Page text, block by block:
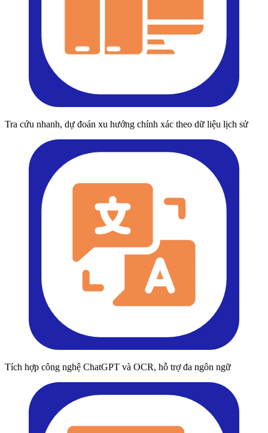
Tra cứu nhanh, dự đoán xu hướng chính xác theo dữ liệu lịch sử
Tích hợp công nghệ ChatGPT và OCR, hỗ trợ đa ngôn ngữ